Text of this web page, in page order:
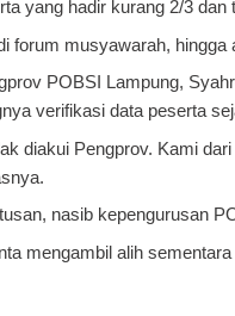
yang hadir kurang 2/3
forum musyawarah,
POBSI Lampung,
verifikasi data peserta
diakui Pengprov. Kami
nasib kepengurusan
mengambil alih